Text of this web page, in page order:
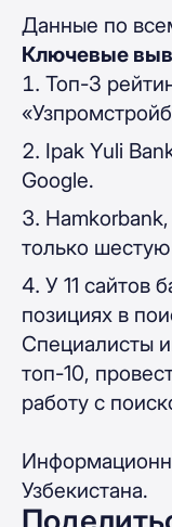
Данные по
Ключевые
Топ-3
Ipak Yuli
Google.
только
У 11 сайтов
позициях в
Специалисты
топ-10,
работу с
Узбекистана.